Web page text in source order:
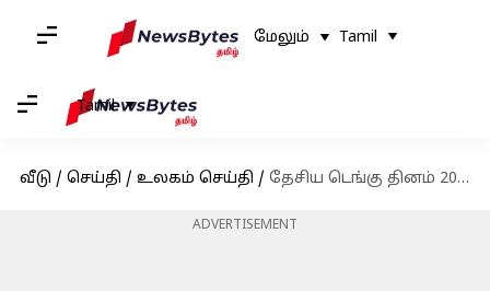
மேலும் Tamil
Tamil
வீடு / செய்தி / உலகம் செய்தி / தேசிய டெங்கு தினம் 2023: டெங்கு பற்றி நீங்கள் தெரிந்து கொள்ள வேண்டிய உண்மைகள்!
ADVERTISEMENT